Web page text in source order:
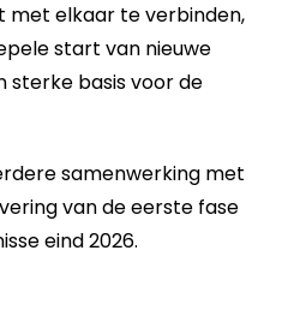
elkaar te verbinden,
start van nieuwe
sterke basis voor de
samenwerking met
van de eerste fase
eind 2026.